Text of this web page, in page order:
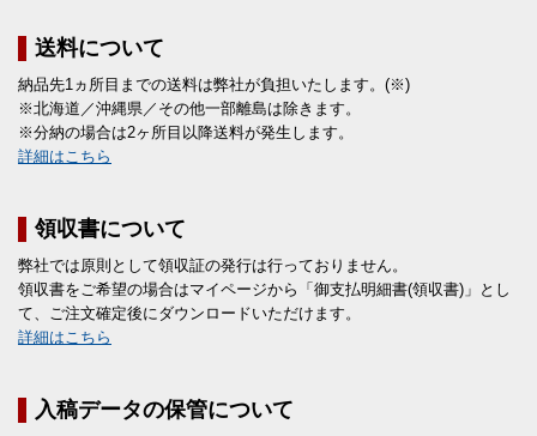
送料について
納品先1ヵ所目までの送料は弊社が負担いたします。(※)
※北海道／沖縄県／その他一部離島は除きます。
※分納の場合は2ヶ所目以降送料が発生します。
詳細はこちら
領収書について
弊社では原則として領収証の発行は行っておりません。
領収書をご希望の場合はマイページから「御支払明細書(領収書)」とし
て、ご注文確定後にダウンロードいただけます。
詳細はこちら
入稿データの保管について